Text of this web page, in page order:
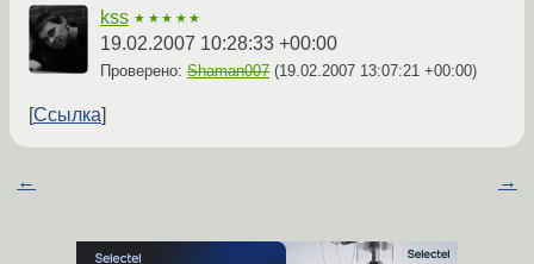
kss ★★★★★
19.02.2007 10:28:33 +00:00
Проверено: Shaman007 (19.02.2007 13:07:21 +00:00)
Ссылка
← →